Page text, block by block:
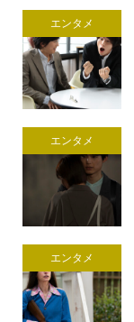
エンタメ
エンタメ
エンタメ